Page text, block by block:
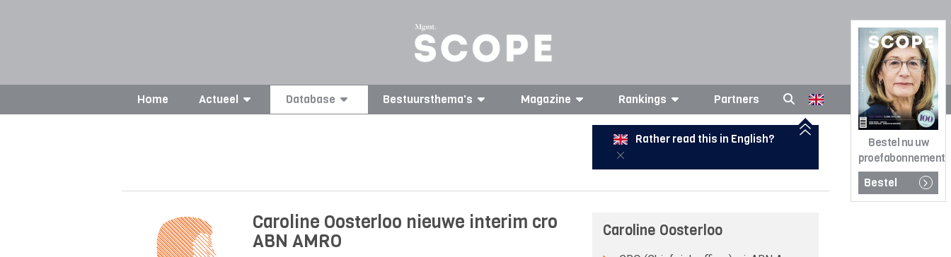
Bestel nu uw
proefabonnement
Bestel
Home Actueel Database Bestuursthema's Magazine Rankings Partners
Rather read this in English?
Caroline Oosterloo nieuwe interim cro
ABN AMRO
Caroline Oosterloo